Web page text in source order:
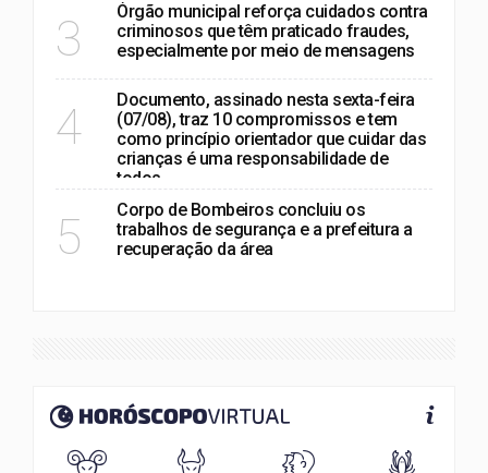
3
Órgão municipal reforça cuidados contra
criminosos que têm praticado fraudes,
especialmente por meio de mensagens
4
Documento, assinado nesta sexta-feira
(07/08), traz 10 compromissos e tem
como princípio orientador que cuidar das
crianças é uma responsabilidade de
todos
5
Corpo de Bombeiros concluiu os
trabalhos de segurança e a prefeitura a
recuperação da área